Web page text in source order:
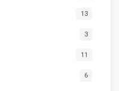
13
3
11
6